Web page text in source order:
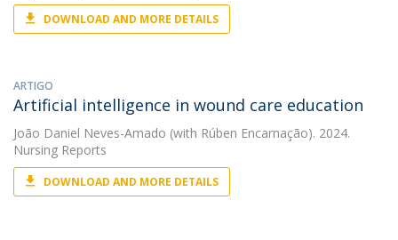
DOWNLOAD AND MORE DETAILS
ARTIGO
Artificial intelligence in wound care education
João Daniel Neves-Amado (with Rúben Encarnação). 2024.
Nursing Reports
DOWNLOAD AND MORE DETAILS